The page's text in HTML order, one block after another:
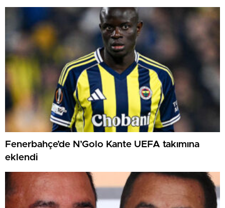
Fenerbahçe’de N’Golo Kante UEFA takımına
eklendi